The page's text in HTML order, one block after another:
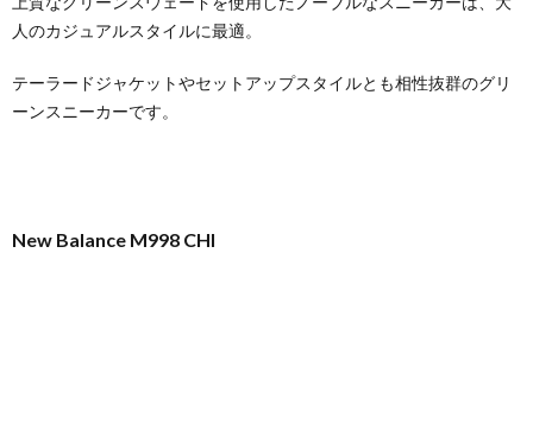
人のカジュアルスタイルに最適。
テーラードジャケットやセットアップスタイルとも相性抜群のグリ
ーンスニーカーです。
New Balance M998 CHI